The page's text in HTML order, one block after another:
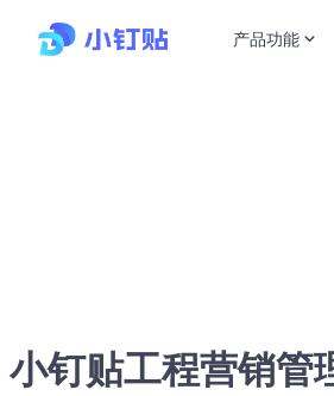
产品功能
小钉贴工程营销管